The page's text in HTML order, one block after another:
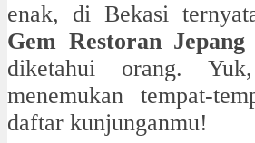
enak, di Bekasi
Gem Restoran Jepang
diketahui orang.
menemukan tempat-
daftar kunjunganmu!